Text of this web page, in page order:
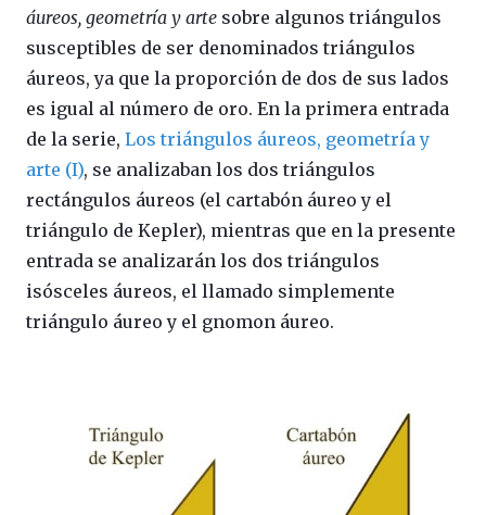
áureos, geometría y arte sobre algunos triángulos
susceptibles de ser denominados triángulos
áureos, ya que la proporción de dos de sus lados
es igual al número de oro. En la primera entrada
de la serie, Los triángulos áureos, geometría y
arte (I), se analizaban los dos triángulos
rectángulos áureos (el cartabón áureo y el
triángulo de Kepler), mientras que en la presente
entrada se analizarán los dos triángulos
isósceles áureos, el llamado simplemente
triángulo áureo y el gnomon áureo.